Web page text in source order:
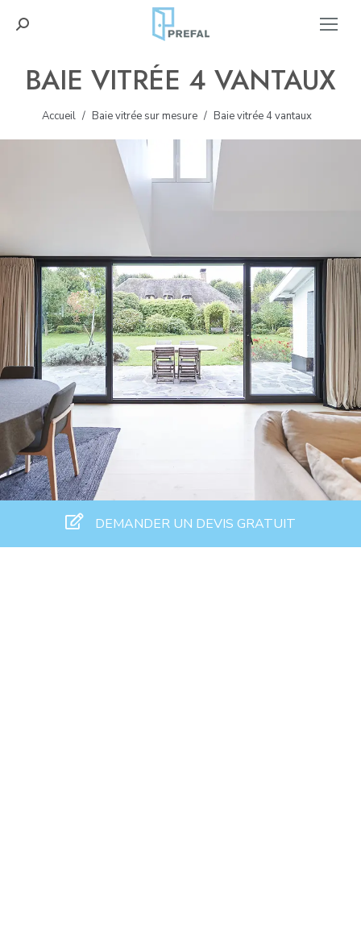
Recherche
BAIE VITRÉE 4 VANTAUX
Vous êtes ici :
Accueil Baie vitrée sur mesure Baie vitrée 4 vantaux
DEMANDER UN DEVIS GRATUIT